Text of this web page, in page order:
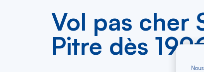
Vol pas cher
Pitre dès